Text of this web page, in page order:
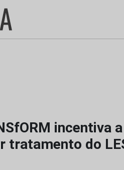
incentiva
tratamento do